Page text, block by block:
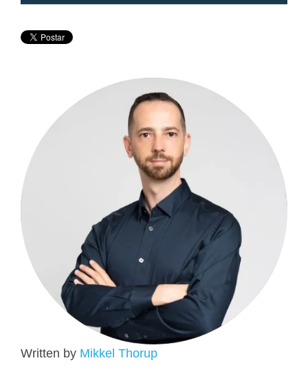
Written by Mikkel Thorup